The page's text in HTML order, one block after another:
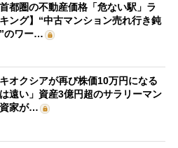
首都圏の不動産価格「危ない駅」ラ
ング】“中古マンション売れ行き鈍
のワー…
キオクシアが再び株価10万円になる
遠い」資産3億円超のサラリーマン
家が…